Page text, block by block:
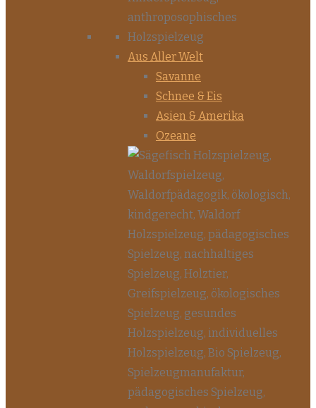
Aus Aller Welt
Savanne
Schnee & Eis
Asien & Amerika
Ozeane